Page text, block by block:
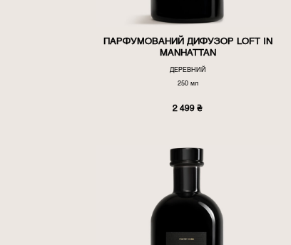
ПАРФУМОВАНИЙ ДИФУЗОР LOFT IN
MANHATTAN
ДЕРЕВНИЙ
250 мл
2 499₴